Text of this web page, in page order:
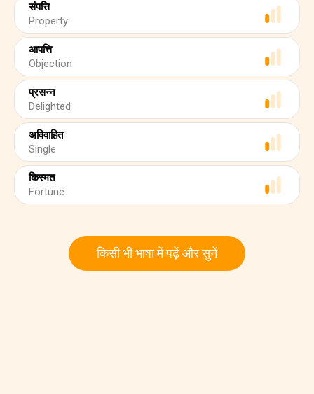
संपत्ति
Property
आपत्ति
Objection
प्रसन्न
Delighted
अविवाहित
Single
किस्मत
Fortune
किसी भी भाषा में पढ़ें और सुनें